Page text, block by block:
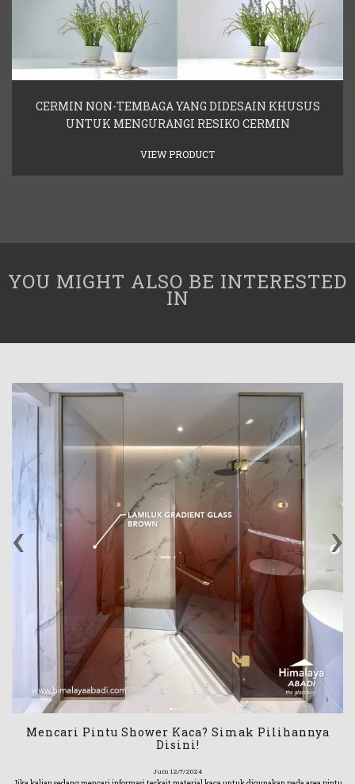
CERMIN NON-TEMBAGA YANG DIDESAIN KHUSUS
UNTUK MENGURANGI RESIKO CERMIN
VIEW PRODUCT
YOU MIGHT ALSO BE INTERESTED
IN
Mencari Pintu Shower Kaca? Simak Pilihannya
Disini!
Jum 12/7/2024
‹ ›